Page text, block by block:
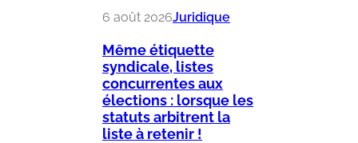
6 août 2026Juridique
Même étiquette
syndicale, listes
concurrentes aux
élections : lorsque les
statuts arbitrent la
liste à retenir !